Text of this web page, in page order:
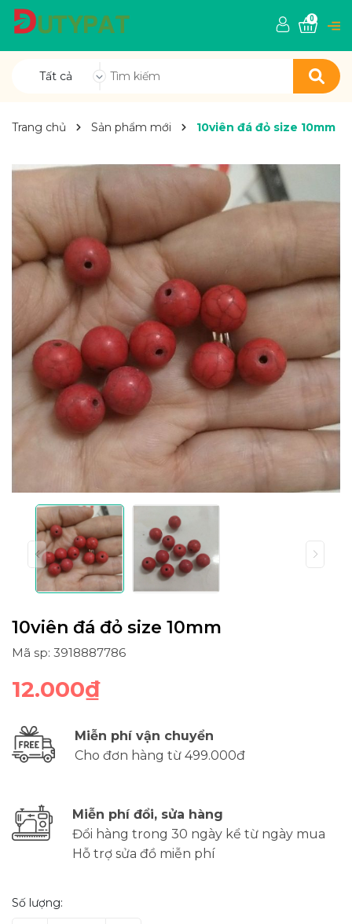
Tất cả
0
Trang chủ Sản phẩm mới 10viên đá đỏ size 10mm
10viên đá đỏ size 10mm
Mã sp: 3918887786
12.000₫
Miễn phí vận chuyển
Cho đơn hàng từ 499.000đ
Miễn phí đổi, sửa hàng
Đổi hàng trong 30 ngày kể từ ngày mua
Hỗ trợ sửa đồ miễn phí
Số lượng: